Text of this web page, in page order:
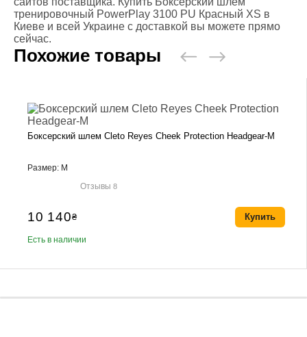
Похожие товары
Боксерский шлем Cleto Reyes Cheek Protection Headgear-M
Размер: M
Отзывы8
10 140₴
Есть в наличии
Купить